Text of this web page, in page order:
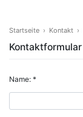
Startseite › Kontakt ›
Kontaktformular
Name: *